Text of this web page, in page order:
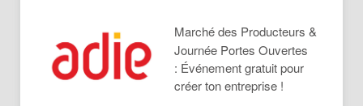
Marché des Producteurs &
Journée Portes Ouvertes
: Événement gratuit pour
créer ton entreprise !